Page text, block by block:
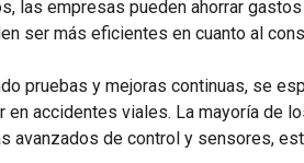
las empresas pueden ahorrar
ser más eficientes en cuanto al
pruebas y mejoras continuas, se
accidentes viales. La mayoría de
avanzados de control y sensores,